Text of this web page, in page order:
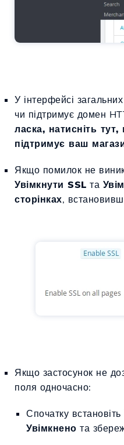
У інтерфейсі
чи підтримує домен
ласка, натисніть
підтримує ваш
Якщо помилок не
Увімкнути SSL та
сторінках,
Якщо застосунок не
поля одночасно:
Спочатку встановіть
Увімкнено та